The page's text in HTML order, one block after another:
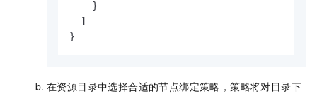
}
]
}
在资源目录中选择合适的节点绑定策略，策略将对目录下